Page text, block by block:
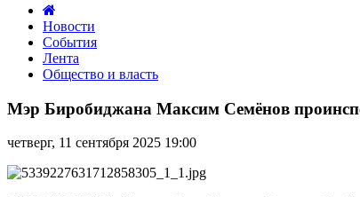
Новости
События
Лента
Общество и власть
Биробиджана
Максим
Семёнов
проинспектировал
работы
Мэр Биробиджана Максим Семёнов
четверг, 11 сентября 2025 19:00